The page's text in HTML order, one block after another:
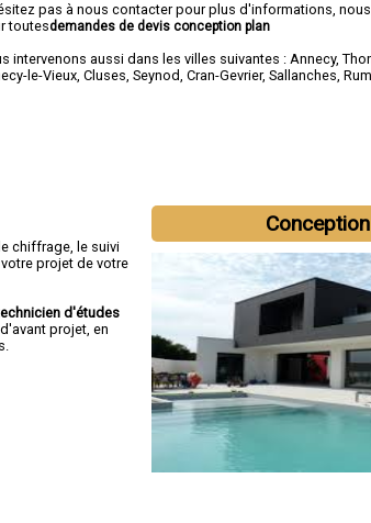
pas à nous contacter pour plus d'informations,
toutesdemandes de devis conception plan
intervenons aussi dans les villes suivantes :Annecy,
le-Vieux,Cluses,Seynod,Cran-Gevrier,Sallanches,
chiffrage, le suivi
projet de votre
d'études
projet, en